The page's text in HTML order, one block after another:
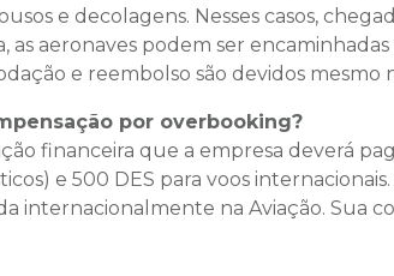
e decolagens. Nesses casos,
as aeronaves podem ser
e reembolso são devidos mesmo
por overbooking?
financeira que a empresa deverá
e 500 DES para voos
internacionalmente na Aviação. Sua